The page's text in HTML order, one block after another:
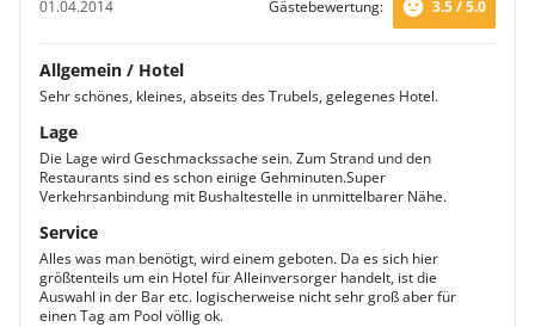
01.04.2014 Gästebewertung: 3.5 / 5.0
Allgemein / Hotel
Sehr schönes, kleines, abseits des Trubels, gelegenes Hotel.
Lage
Die Lage wird Geschmackssache sein. Zum Strand und den
Restaurants sind es schon einige Gehminuten.Super
Verkehrsanbindung mit Bushaltestelle in unmittelbarer Nähe.
Service
Alles was man benötigt, wird einem geboten. Da es sich hier
größtenteils um ein Hotel für Alleinversorger handelt, ist die
Auswahl in der Bar etc. logischerweise nicht sehr groß aber für
einen Tag am Pool völlig ok.